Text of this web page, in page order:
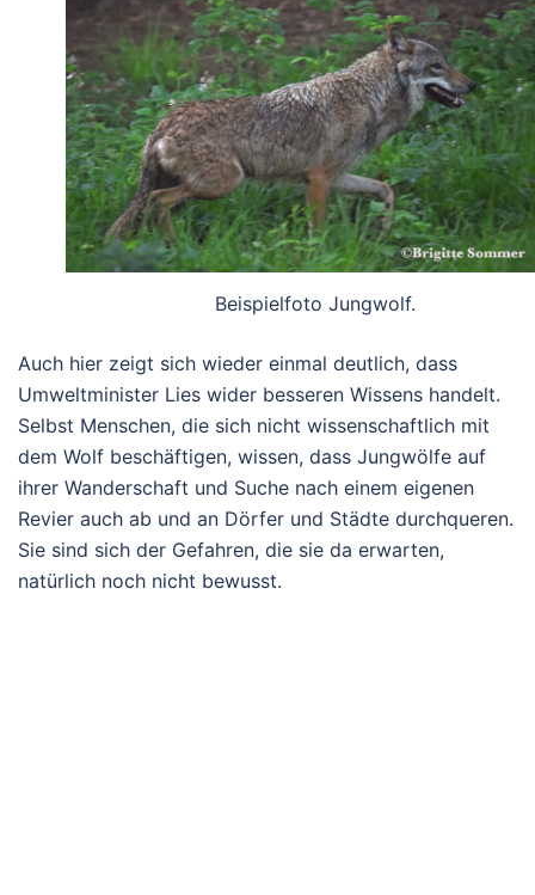
Beispielfoto Jungwolf.
Auch hier zeigt sich wieder einmal deutlich, dass
Umweltminister Lies wider besseren Wissens handelt.
Selbst Menschen, die sich nicht wissenschaftlich mit
dem Wolf beschäftigen, wissen, dass Jungwölfe auf
ihrer Wanderschaft und Suche nach einem eigenen
Revier auch ab und an Dörfer und Städte durchqueren.
Sie sind sich der Gefahren, die sie da erwarten,
natürlich noch nicht bewusst.